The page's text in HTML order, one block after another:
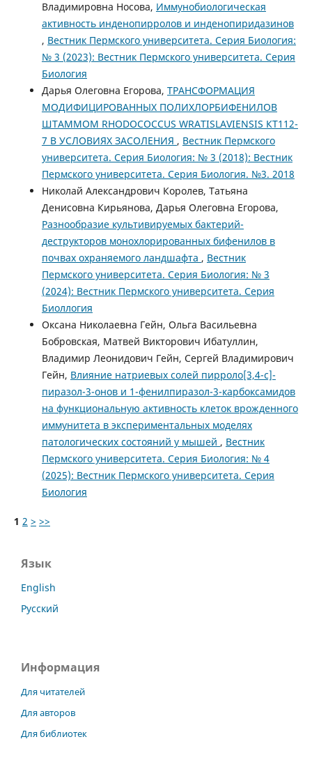
Владимировна Носова, Иммунобиологическая
активность инденопирролов и инденопиридазинов
, Вестник Пермского университета. Серия Биология:
№ 3 (2023): Вестник Пермского университета. Серия
Биология
Дарья Олеговна Егорова, ТРАНСФОРМАЦИЯ
МОДИФИЦИРОВАННЫХ ПОЛИХЛОРБИФЕНИЛОВ
ШТАММОМ RHODOCOCCUS WRATISLAVIENSIS КТ112-
7 В УСЛОВИЯХ ЗАСОЛЕНИЯ , Вестник Пермского
университета. Серия Биология: № 3 (2018): Вестник
Пермского университета. Серия Биология. №3. 2018
Николай Александрович Королев, Татьяна
Денисовна Кирьянова, Дарья Олеговна Егорова,
Разнообразие культивируемых бактерий-
деструкторов монохлорированных бифенилов в
почвах охраняемого ландшафта , Вестник
Пермского университета. Серия Биология: № 3
(2024): Вестник Пермского университета. Серия
Биоллогия
Оксана Николаевна Гейн, Ольга Васильевна
Бобровская, Матвей Викторович Ибатуллин,
Владимир Леонидович Гейн, Сергей Владимирович
Гейн, Влияние натриевых солей пирроло[3,4-с]-
пиразол-3-онов и 1-фенилпиразол-3-карбоксамидов
на функциональную активность клеток врожденного
иммунитета в экспериментальных моделях
патологических состояний у мышей , Вестник
Пермского университета. Серия Биология: № 4
(2025): Вестник Пермского университета. Серия
Биология
1 2 > >>
Язык
English
Русский
Информация
Для читателей
Для авторов
Для библиотек